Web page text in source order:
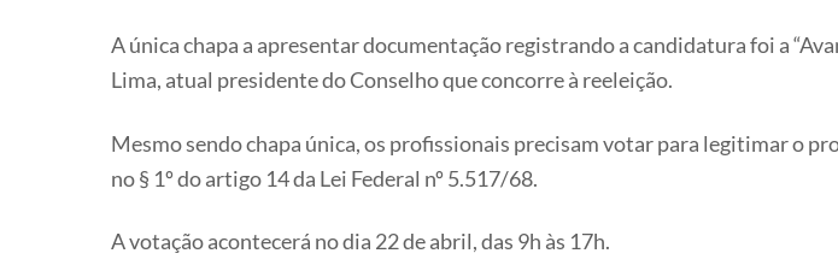
A única chapa a apresentar documentação registrando a candidatura foi a
Lima, atual presidente do Conselho que concorre à reeleição.
Mesmo sendo chapa única, os profissionais precisam votar para legitimar o
no § 1º do artigo 14 da Lei Federal nº 5.517/68.
A votação acontecerá no dia 22 de abril, das 9h às 17h.